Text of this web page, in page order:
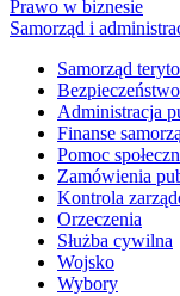
Prawo w biznesie
Samorząd i
Samorząd
Administracja
Finanse
Pomoc
Zamówienia
Kontrola
Orzeczenia
Służba cywilna
Wojsko
Wybory